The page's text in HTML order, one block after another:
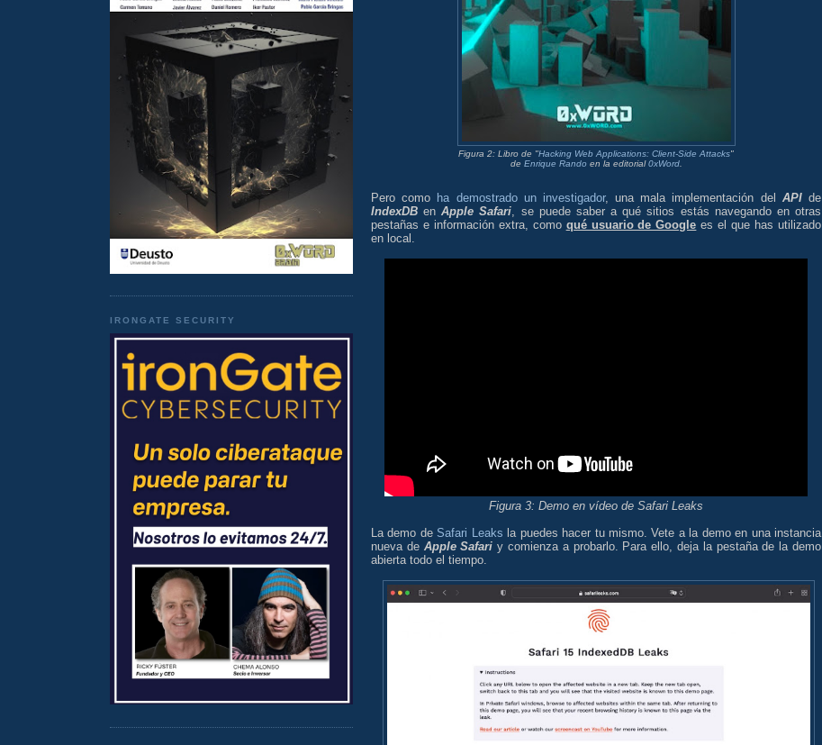
IRONGATE SECURITY
Figura 2: Libro de "Hacking Web Applications: Client-Side Attacks"
de Enrique Randoen la editorial0xWord.
Pero como ha demostrado un investigador, una mala implementación del APIde
IndexDB enApple Safari, se puede saber a qué sitios estás navegando en otras
pestañas e información extra, como qué usuario de Google es el que has utilizado
en local.
Figura 3: Demo en vídeo de Safari Leaks
La demo de Safari Leaks la puedes hacer tu mismo. Vete a la demo en una instancia
nueva de Apple Safari y comienza a probarlo. Para ello, deja la pestaña de la demo
abierta todo el tiempo.